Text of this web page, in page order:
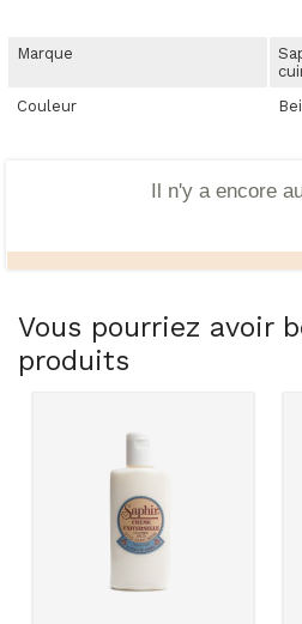
Marque
Couleur
Il n'y a encore
Vous pourriez avoir
produits